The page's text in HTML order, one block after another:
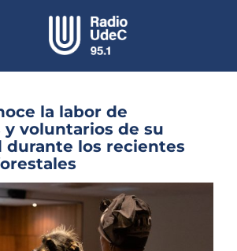
Radio UdeC en vivo
Quiénes Somos
Programación
Podcast
Noticias
Reportajes
la labor de
voluntarios de su
durante los recientes